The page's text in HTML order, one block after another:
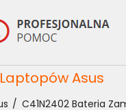
Asus
C41N2402 Bateria